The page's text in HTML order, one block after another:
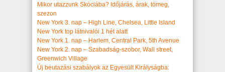
Mikor utazzunk Skóciába? Időjárás, árak, tömeg,
szezon
New York 3. nap – High Line, Chelsea, Little Island
New York top látnivalói 1 hét alatt
New York 1. nap – Harlem, Central Park, 5th Avenue
New York 2. nap – Szabadság-szobor, Wall street,
Greenwich Village
Új beutazási szabályok az Egyesült Királyságba: